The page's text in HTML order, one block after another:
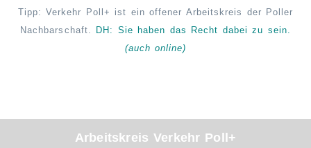
Tipp: Verkehr Poll+ ist ein offener Arbeitskreis der Poller
Nachbarschaft.
DH: Sie haben das Recht dabei zu sein.
(auch online)
Arbeitskreis Verkehr Poll+